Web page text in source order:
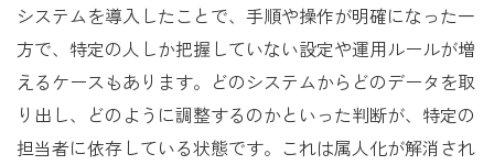
システムを導入したことで、手順や操作が明確になった一
方で、特定の人しか把握していない設定や運用ルールが増
えるケースもあります。どのシステムからどのデータを取
り出し、どのように調整するのかといった判断が、特定の
担当者に依存している状態です。これは属人化が解消され